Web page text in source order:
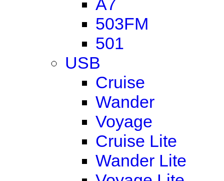
A7
503FM
501
USB
Cruise
Wander
Voyage
Cruise Lite
Wander Lite